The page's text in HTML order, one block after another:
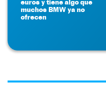
muchos BMW ya no
ofrecen